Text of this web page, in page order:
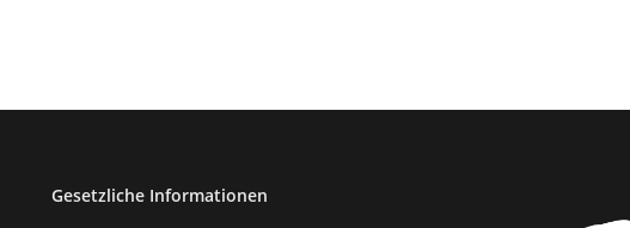
Gesetzliche Informationen